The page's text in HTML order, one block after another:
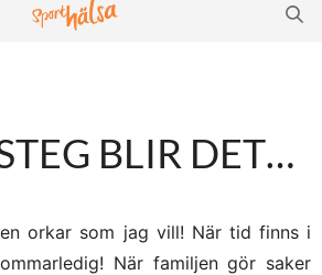
BLIR DET…
orkar som jag vill! När tid finns i
När familjen gör saker